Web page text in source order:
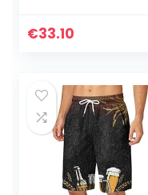
Sports Shorts Men
€33.10